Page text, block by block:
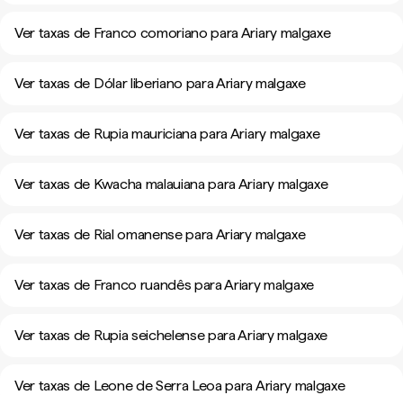
Ver taxas de Franco comoriano para Ariary malgaxe
Ver taxas de Dólar liberiano para Ariary malgaxe
Ver taxas de Rupia mauriciana para Ariary malgaxe
Ver taxas de Kwacha malauiana para Ariary malgaxe
Ver taxas de Rial omanense para Ariary malgaxe
Ver taxas de Franco ruandês para Ariary malgaxe
Ver taxas de Rupia seichelense para Ariary malgaxe
Ver taxas de Leone de Serra Leoa para Ariary malgaxe